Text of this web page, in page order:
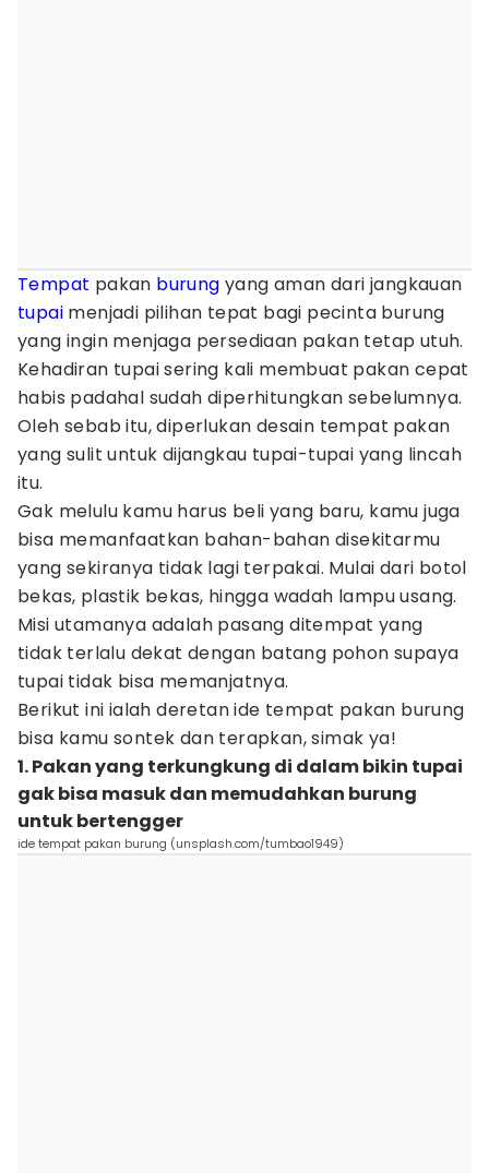
Tempat pakan burung yang aman dari jangkauan
tupai menjadi pilihan tepat bagi pecinta burung
yang ingin menjaga persediaan pakan tetap utuh.
Kehadiran tupai sering kali membuat pakan cepat
habis padahal sudah diperhitungkan sebelumnya.
Oleh sebab itu, diperlukan desain tempat pakan
yang sulit untuk dijangkau tupai-tupai yang lincah
itu.
Gak melulu kamu harus beli yang baru, kamu juga
bisa memanfaatkan bahan-bahan disekitarmu
yang sekiranya tidak lagi terpakai. Mulai dari botol
bekas, plastik bekas, hingga wadah lampu usang.
Misi utamanya adalah pasang ditempat yang
tidak terlalu dekat dengan batang pohon supaya
tupai tidak bisa memanjatnya.
Berikut ini ialah deretan ide tempat pakan burung
bisa kamu sontek dan terapkan, simak ya!
1. Pakan yang terkungkung di dalam bikin tupai
gak bisa masuk dan memudahkan burung
untuk bertengger
ide tempat pakan burung (unsplash.com/tumbao1949)